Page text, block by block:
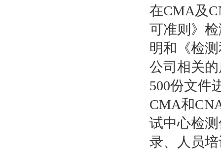
在CMA及
可准则》
明和《检
公司相关
500份文件
CMA和
试中心检
录、人员